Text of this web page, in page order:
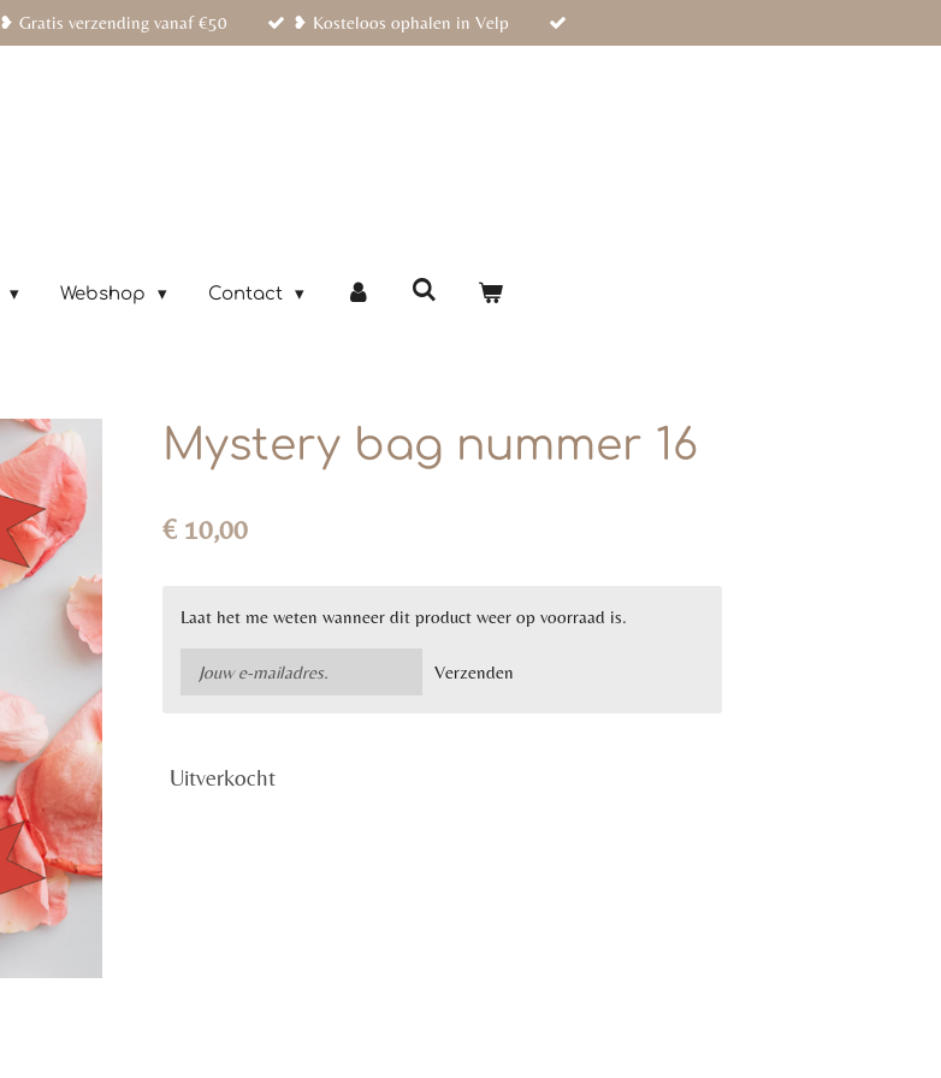
❥ Gratis verzending vanaf €50 ❥ Kosteloos ophalen in Velp
Webshop Contact
Mystery bag nummer 16
€ 10,00
Laat het me weten wanneer dit product weer op voorraad is.
Verzenden
Uitverkocht